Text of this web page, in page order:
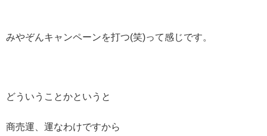
みやぞんキャンペーンを打つ(笑)って感じです。
どういうことかというと
商売運、運なわけですから